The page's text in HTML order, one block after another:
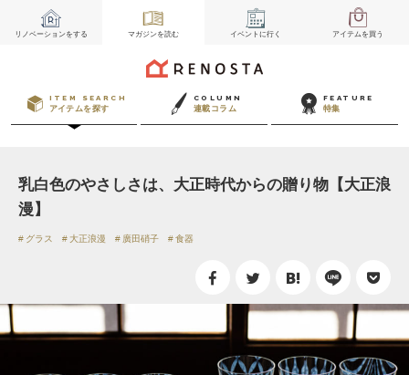
リノベーションをする マガジンを読む イベント に行く アイテムを買う
ITEM SEARCH
アイテムを探す
COLUMN
連載コラム
FEATURE
特集
乳白色のやさしさは、大正時代からの贈り物【大正浪
漫】
グラス 大正浪漫 廣田硝子 食器